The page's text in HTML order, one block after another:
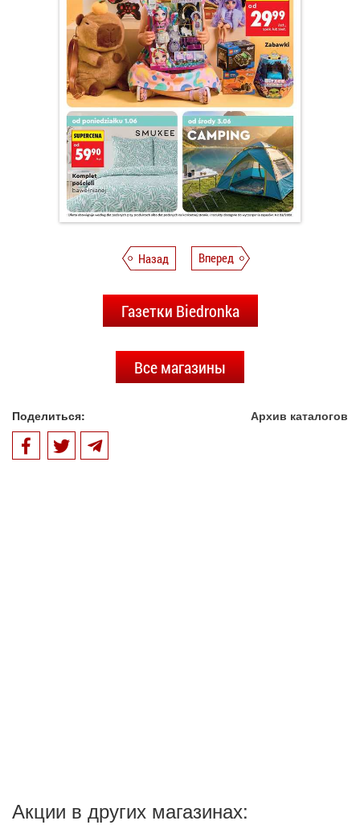
Назад Вперед
Газетки Biedronka
Все магазины
Поделиться: Архив каталогов
Акции в других магазинах: